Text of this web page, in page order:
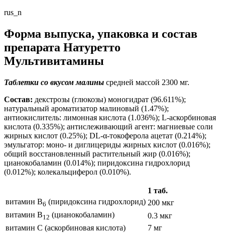
rus_n
Форма выпуска, упаковка и состав
препарата Натуретто
Мультивитамины
Таблетки со вкусом малины средней массой 2300 мг.
Состав: декстрозы (глюкозы) моногидрат (96.611%);
натуральный ароматизатор малиновый (1.47%);
антиокислитель: лимонная кислота (1.036%); L-аскорбиновая
кислота (0.335%); антислеживающий агент: магниевые соли
жирных кислот (0.25%); DL-α-токоферола ацетат (0.214%);
эмульгатор: моно- и диглицериды жирных кислот (0.016%);
общий восстановленный растительный жир (0.016%);
цианокобаламин (0.014%); пиридоксина гидрохлорид
(0.012%); колекальциферол (0.010%).
1 таб.
витамин B6 (пиридоксина гидрохлорид) 200 мкг
витамин B12 (цианокобаламин)
0.3 мкг
витамин C (аскорбиновая кислота)
7 мг